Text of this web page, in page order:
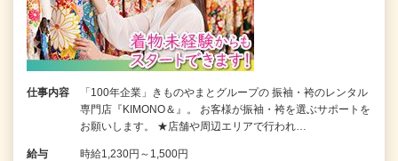
仕事内容
「100年企業」きものやまとグループの 振袖・袴のレンタル
専門店『KIMONO＆』。 お客様が振袖・袴を選ぶサポートを
お願いします。 ★店舗や周辺エリアで行われ…
給与 時給1,230円～1,500円